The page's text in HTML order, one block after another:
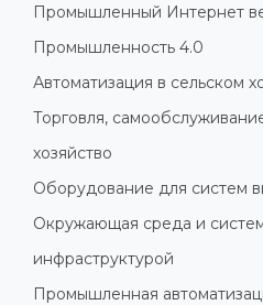
Промышленный Интернет
Промышленность 4.0
Автоматизация в сельском
Торговля,
хозяйство
Оборудование для систем
Окружающая среда и
инфраструктурой
Промышленная